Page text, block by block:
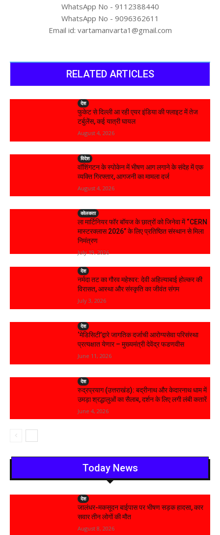
WhatsApp No - 9112388440
WhatsApp No - 9096362611
Email id: vartamanvarta1@gmail.com
RELATED ARTICLES
देश
फुकेट से दिल्ली आ रही एयर इंडिया की फ्लाइट में तेज
टर्बुलेंस, कई यात्री घायल
August 4, 2026
विदेश
वॉशिंगटन के स्पोकेन में भीषण आग लगाने के संदेह में एक
व्यक्ति गिरफ्तार, आगजनी का मामला दर्ज
August 4, 2026
कोलकता
ला मार्टिनियर फॉर बॉयज के छात्रों को जिनेवा में “CERN
मास्टरक्लास 2026” के लिए प्रतिष्ठित संस्थान से मिला
निमंत्रण
July 19, 2026
देश
नर्मदा तट का गौरव महेश्वर: देवी अहिल्याबाई होल्कर की
विरासत, आस्था और संस्कृति का जीवंत संगम
July 3, 2026
देश
‘मेडिसिटी’द्वारे जागतिक दर्जाची आरोग्यसेवा परिसंस्था
प्रत्यक्षात येणार – मुख्यमंत्री देवेंद्र फडणवीस
June 11, 2026
देश
रुद्रप्रयाग (उत्तराखंड): बद्रीनाथ और केदारनाथ धाम में
उमड़ा श्रद्धालुओं का सैलाब, दर्शन के लिए लगी लंबी कतारें
June 4, 2026
Today News
देश
जालंधर-मकसूदन बाईपास पर भीषण सड़क हादसा, कार
सवार तीन लोगों की मौत
August 8, 2026